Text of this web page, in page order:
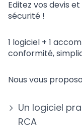
Editez vos devis
sécurité !
1 logiciel + 1
conformité,
Nous vous
Un logiciel
RCA